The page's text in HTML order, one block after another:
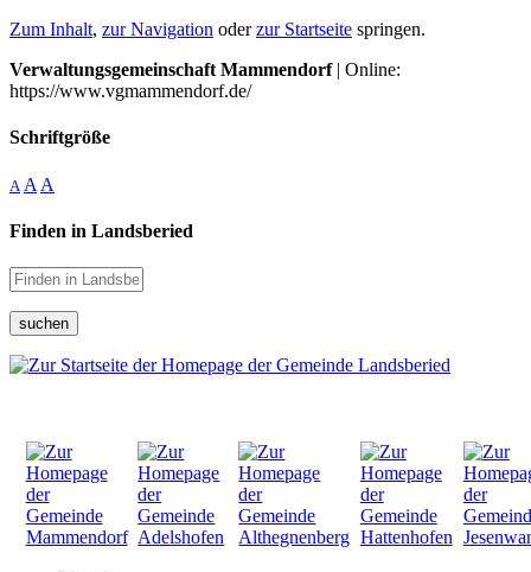
Zum Inhalt, zur Navigation oderzur Startseite springen.
Verwaltungsgemeinschaft Mammendorf| Online:
https://www.vgmammendorf.de/
Schriftgröße
A A A
Finden in Landsberied
suchen